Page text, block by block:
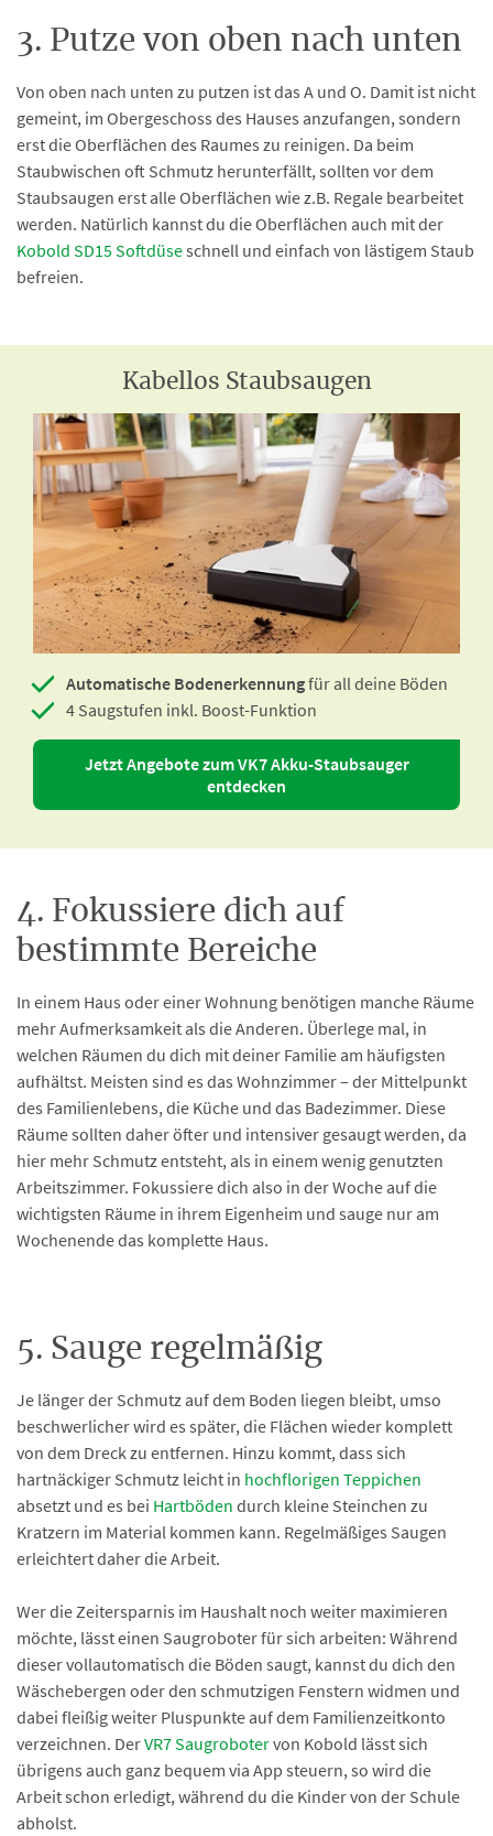
3. Putze von oben nach unten
Von oben nach unten zu putzen ist das A und O. Damit ist nicht
gemeint, im Obergeschoss des Hauses anzufangen, sondern
erst die Oberflächen des Raumes zu reinigen. Da beim
Staubwischen oft Schmutz herunterfällt, sollten vor dem
Staubsaugen erst alle Oberflächen wie z.B. Regale bearbeitet
werden. Natürlich kannst du die Oberflächen auch mit der
Kobold SD15 Softdüseschnell und einfach von lästigem Staub
befreien.
Kabellos Staubsaugen
Automatische Bodenerkennungfür all deine Böden
4 Saugstufen inkl. Boost-Funktion
Jetzt Angebote zum VK7 Akku-Staubsauger
entdecken
4. Fokussiere dich auf
bestimmte Bereiche
In einem Haus oder einer Wohnung benötigen manche Räume
mehr Aufmerksamkeit als die Anderen. Überlege mal, in
welchen Räumen du dich mit deiner Familie am häufigsten
aufhältst. Meisten sind es das Wohnzimmer – der Mittelpunkt
des Familienlebens, die Küche und das Badezimmer. Diese
Räume sollten daher öfter und intensiver gesaugt werden, da
hier mehr Schmutz entsteht, als in einem wenig genutzten
Arbeitszimmer. Fokussiere dich also in der Woche auf die
wichtigsten Räume in ihrem Eigenheim und sauge nur am
Wochenende das komplette Haus.
5. Sauge regelmäßig
Je länger der Schmutz auf dem Boden liegen bleibt, umso
beschwerlicher wird es später, die Flächen wieder komplett
von dem Dreck zu entfernen. Hinzu kommt, dass sich
hartnäckiger Schmutz leicht in hochflorigen Teppichen
absetzt und es bei Hartböden durch kleine Steinchen zu
Kratzern im Material kommen kann. Regelmäßiges Saugen
erleichtert daher die Arbeit.
Wer die Zeitersparnis im Haushalt noch weiter maximieren
möchte, lässt einen Saugroboter für sich arbeiten: Während
dieser vollautomatisch die Böden saugt, kannst du dich den
Wäschebergen oder den schmutzigen Fenstern widmen und
dabei fleißig weiter Pluspunkte auf dem Familienzeitkonto
verzeichnen. DerVR7 Saugrobotervon Kobold lässt sich
übrigens auch ganz bequem via App steuern, so wird die
Arbeit schon erledigt, während du die Kinder von der Schule
abholst.